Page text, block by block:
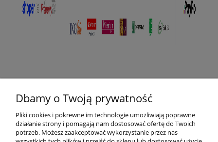
Płatności i dostawa
O nas
Dbamy o Twoją prywatność
Pliki cookies i pokrewne im technologie umożliwiają poprawne
działanie strony i pomagają nam dostosować ofertę do Twoich
potrzeb. Możesz zaakceptować wykorzystanie przez nas